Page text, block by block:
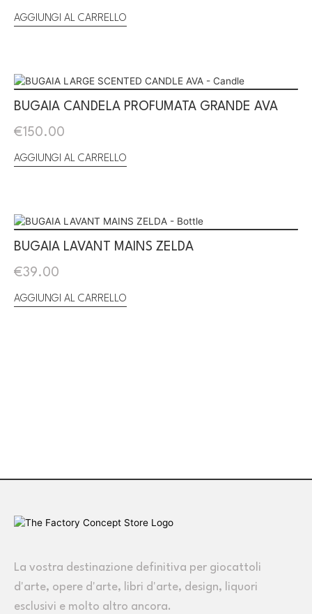
AGGIUNGI AL CARRELLO
BUGAIA CANDELA PROFUMATA GRANDE AVA
€150.00
AGGIUNGI AL CARRELLO
BUGAIA LAVANT MAINS ZELDA
€39.00
AGGIUNGI AL CARRELLO
La vostra destinazione definitiva per giocattoli
d'arte, opere d'arte, libri d'arte, design, liquori
esclusivi e molto altro ancora.